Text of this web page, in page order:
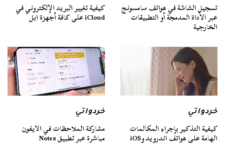
تسجيل الشاشة في هواتف سامسونج
عبر الأداة المدمجة أو التطبيقات
الخارجية
كيفية تغيير البريد الإلكتروني في
iCloud على كافة أجهزة ابل
خردواتي
كيفية التذكير بإجراء المكالمات
الهامة على هواتف اندرويد وiOS
خردواتي
مشاركة الملاحظات في الايفون
مباشرة عبر تطبيق Notes